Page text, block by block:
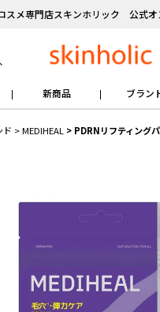
スメ専門店スキンホリック 公式オ
新商品 ブラン
ド MEDIHEAL PDRNリフティング